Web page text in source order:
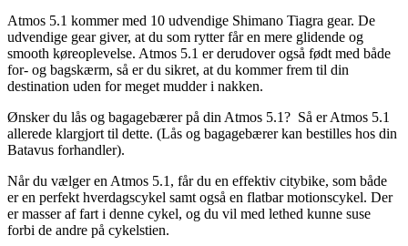
Atmos 5.1 kommer med 10 udvendige Shimano Tiagra gear. De
udvendige gear giver, at du som rytter får en mere glidende og
smooth køreoplevelse. Atmos 5.1 er derudover også født med både
for- og bagskærm, så er du sikret, at du kommer frem til din
destination uden for meget mudder i nakken.
Ønsker du lås og bagagebærer på din Atmos 5.1? Så er Atmos 5.1
allerede klargjort til dette. (Lås og bagagebærer kan bestilles hos din
Batavus forhandler).
Når du vælger en Atmos 5.1, får du en effektiv citybike, som både
er en perfekt hverdagscykel samt også en flatbar motionscykel. Der
er masser af fart i denne cykel, og du vil med lethed kunne suse
forbi de andre på cykelstien.